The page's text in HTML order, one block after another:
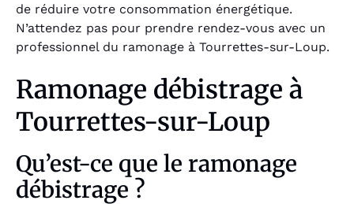
de réduire votre consommation énergétique.
N’attendez pas pour prendre rendez-vous avec un
professionnel du ramonage à Tourrettes-sur-Loup.
Ramonage débistrage à
Tourrettes-sur-Loup
Qu’est-ce que le ramonage
débistrage ?